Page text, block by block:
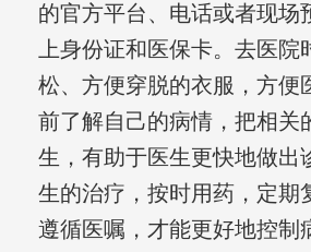
的官方平台、电话或者现场
上身份证和医保卡。去医院
松、方便穿脱的衣服，方便
前了解自己的病情，把相关
生，有助于医生更快地做出
生的治疗，按时用药，定期
遵循医嘱，才能更好地控制